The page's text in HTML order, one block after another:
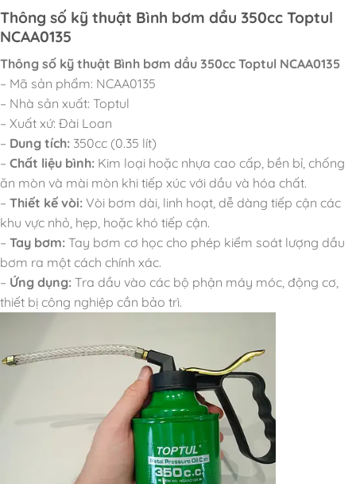
Thông số kỹ thuật Bình bơm dầu 350cc Toptul
NCAA0135
Thông số kỹ thuật Bình bơm dầu 350cc Toptul NCAA0135
– Mã sản phẩm: NCAA0135
– Nhà sản xuất: Toptul
– Xuất xứ: Đài Loan
– Dung tích: 350cc (0.35 lít)
– Chất liệu bình: Kim loại hoặc nhựa cao cấp, bền bỉ, chống
ăn mòn và mài mòn khi tiếp xúc với dầu và hóa chất.
– Thiết kế vòi: Vòi bơm dài, linh hoạt, dễ dàng tiếp cận các
khu vực nhỏ, hẹp, hoặc khó tiếp cận.
– Tay bơm: Tay bơm cơ học cho phép kiểm soát lượng dầu
bơm ra một cách chính xác.
– Ứng dụng: Tra dầu vào các bộ phận máy móc, động cơ,
thiết bị công nghiệp cần bảo trì.